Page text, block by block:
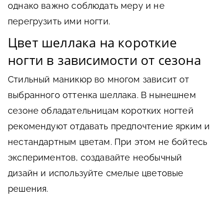
однако важно соблюдать меру и не
перегрузить ими ногти.
Цвет шеллака на короткие
ногти в зависимости от сезона
Стильный маникюр во многом зависит от
выбранного оттенка шеллака. В нынешнем
сезоне обладательницам коротких ногтей
рекомендуют отдавать предпочтение ярким и
нестандартным цветам. При этом не бойтесь
экспериментов, создавайте необычный
дизайн и используйте смелые цветовые
решения.